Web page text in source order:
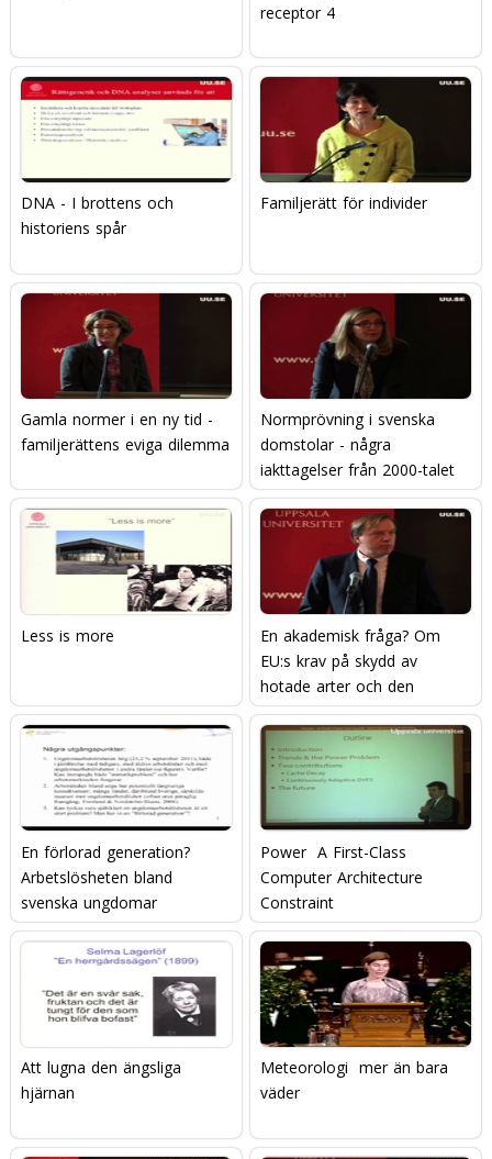
receptor 4
DNA - I brottens och
historiens spår
Familjerätt för individer
Gamla normer i en ny tid -
familjerättens eviga dilemma
Normprövning i svenska
domstolar - några
iakttagelser från 2000-talet
Less is more
En akademisk fråga? Om
EU:s krav på skydd av
hotade arter och den
svenska vargjakten
En förlorad generation?
Arbetslösheten bland
svenska ungdomar
Power  A First-Class
Computer Architecture
Constraint
Att lugna den ängsliga
hjärnan
Meteorologi  mer än bara
väder